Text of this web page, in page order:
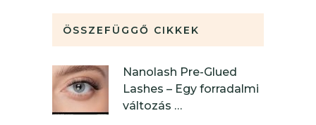
ÖSSZEFÜGGŐ CIKKEK
Nanolash Pre-Glued
Lashes – Egy forradalmi
változás …